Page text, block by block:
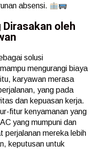
absensi.
oleh
solusi
mengurangi biaya
karyawan merasa
yang pada
dan kepuasan kerja.
fitur kenyamanan yang
yang mumpuni dan
perjalanan mereka lebih
keputusan untuk